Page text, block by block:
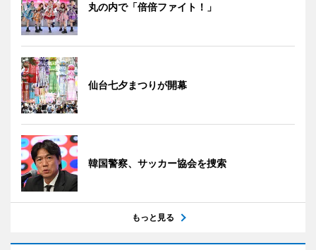
丸の内で「倍倍ファイト！」
仙台七夕まつりが開幕
韓国警察、サッカー協会を捜索
もっと見る